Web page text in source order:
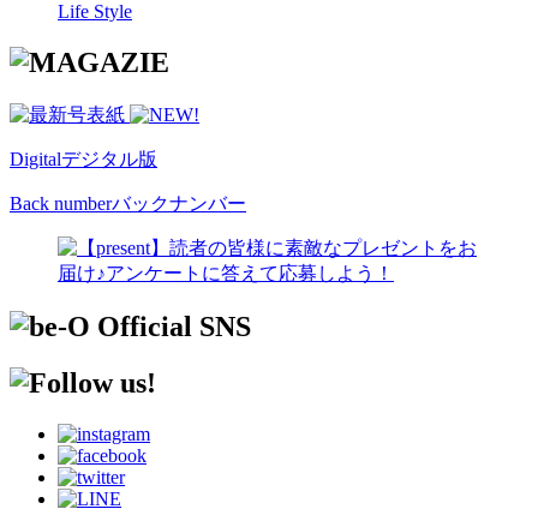
Life Style
Digitalデジタル版
Back numberバックナンバー